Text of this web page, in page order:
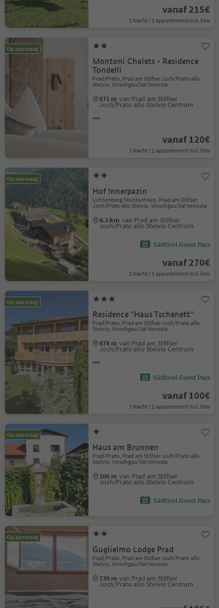
vanaf 215€
1 Nacht / 1 appartement Incl. btw
Op aanvraag
Montoni Chalets - Residence
Tondelli
Prad/Prato, Prad am Stilfser Joch/Prato allo
Stelvio, Vinschgau/Val Venosta
871 m van Prad am Stilfser
Joch/Prato allo Stelvio Centrum
vanaf 120€
1 Nacht / 1 appartement Incl. btw
Op aanvraag
Hof Innerpazin
Lichtenberg/Montechiaro, Prad am Stilfser
Joch/Prato allo Stelvio, Vinschgau/Val Venosta
4.3 km van Prad am Stilfser
Joch/Prato allo Stelvio Centrum
Südtirol Guest Pass
vanaf 270€
1 Nacht / 1 appartement Incl. btw
Op aanvraag
Residence "Haus Tschenett"
Prad/Prato, Prad am Stilfser Joch/Prato allo
Stelvio, Vinschgau/Val Venosta
474 m van Prad am Stilfser
Joch/Prato allo Stelvio Centrum
Südtirol Guest Pass
vanaf 100€
1 Nacht / 1 appartement Incl. btw
Op aanvraag
Haus am Brunnen
Prad/Prato, Prad am Stilfser Joch/Prato allo
Stelvio, Vinschgau/Val Venosta
106 m van Prad am Stilfser
Joch/Prato allo Stelvio Centrum
Südtirol Guest Pass
Op aanvraag
Guglielmo Lodge Prad
Prad/Prato, Prad am Stilfser Joch/Prato allo
Stelvio, Vinschgau/Val Venosta
739 m van Prad am Stilfser
Joch/Prato allo Stelvio Centrum